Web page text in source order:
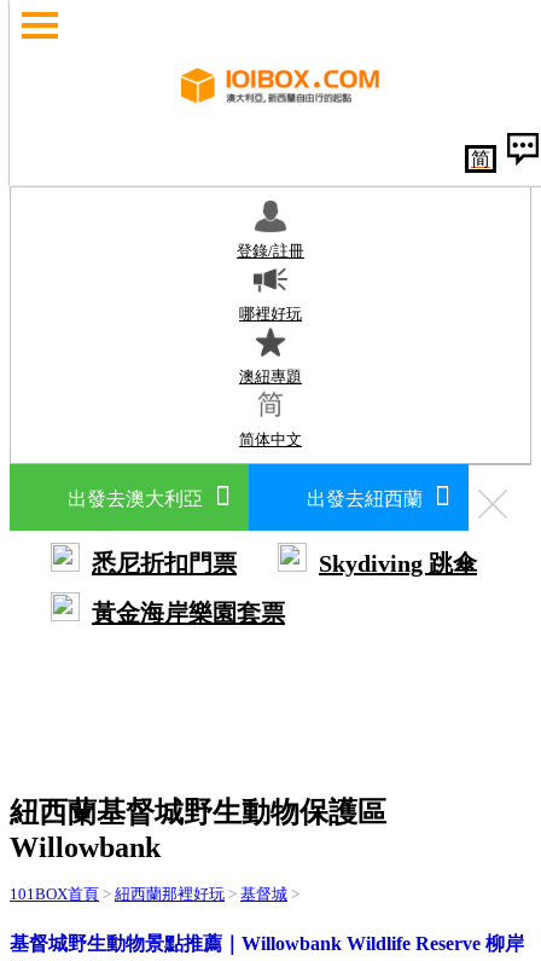
登錄/註冊
哪裡好玩
澳紐專題
简体中文
出發去澳大利亞 出發去紐西蘭
悉尼折扣門票
Skydiving 跳傘
黃金海岸樂園套票
简
紐西蘭基督城野生動物保護區
Willowbank
101BOX首頁 > 紐西蘭那裡好玩 > 基督城 >
基督城野生動物景點推薦｜Willowbank Wildlife Reserve 柳岸